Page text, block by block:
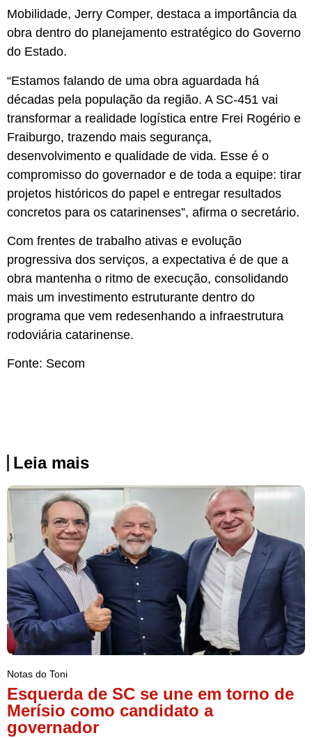
Mobilidade, Jerry Comper, destaca a importância da
obra dentro do planejamento estratégico do Governo
do Estado.
“Estamos falando de uma obra aguardada há
décadas pela população da região. A SC-451 vai
transformar a realidade logística entre Frei Rogério e
Fraiburgo, trazendo mais segurança,
desenvolvimento e qualidade de vida. Esse é o
compromisso do governador e de toda a equipe: tirar
projetos históricos do papel e entregar resultados
concretos para os catarinenses”, afirma o secretário.
Com frentes de trabalho ativas e evolução
progressiva dos serviços, a expectativa é de que a
obra mantenha o ritmo de execução, consolidando
mais um investimento estruturante dentro do
programa que vem redesenhando a infraestrutura
rodoviária catarinense.
Fonte: Secom
Leia mais
Notas do Toni
Esquerda de SC se une em torno de
Merísio como candidato a
governador